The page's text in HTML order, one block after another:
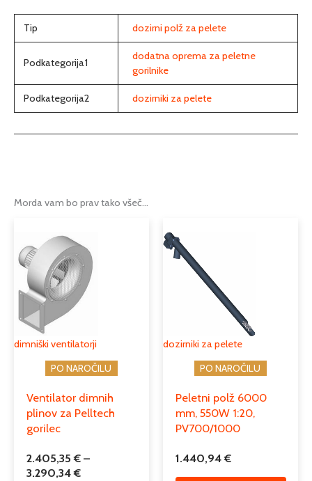
Tip dozirni polž za pelete
Podkategorija1
dodatna oprema za peletne
gorilnike
Podkategorija2 dozirniki za pelete
Morda vam bo prav tako všeč…
dimniški ventilatorji
PO NAROČILU
Ventilator dimnih
plinov za Pelltech
gorilec
2.405,35€ –
3.290,34€
od
2.405,35 €
do
3.290,34 €
izdelek
dozirniki za pelete
PO NAROČILU
Peletni polž 6000
mm, 550W 1:20,
PV700/1000
1.440,94€